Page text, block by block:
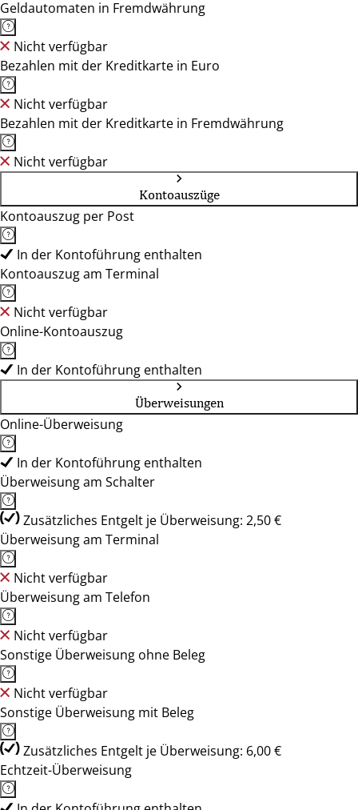
Geldautomaten in Fremdwährung
Nicht verfügbar
Bezahlen mit der Kreditkarte in Euro
Nicht verfügbar
Bezahlen mit der Kreditkarte in Fremdwährung
Nicht verfügbar
Kontoauszüge
Kontoauszug per Post
In der Kontoführung enthalten
Kontoauszug am Terminal
Nicht verfügbar
Online-Kontoauszug
In der Kontoführung enthalten
Überweisungen
Online-Überweisung
In der Kontoführung enthalten
Überweisung am Schalter
Zusätzliches Entgelt je Überweisung: 2,50 €
Überweisung am Terminal
Nicht verfügbar
Überweisung am Telefon
Nicht verfügbar
Sonstige Überweisung ohne Beleg
Nicht verfügbar
Sonstige Überweisung mit Beleg
Zusätzliches Entgelt je Überweisung: 6,00 €
Echtzeit-Überweisung